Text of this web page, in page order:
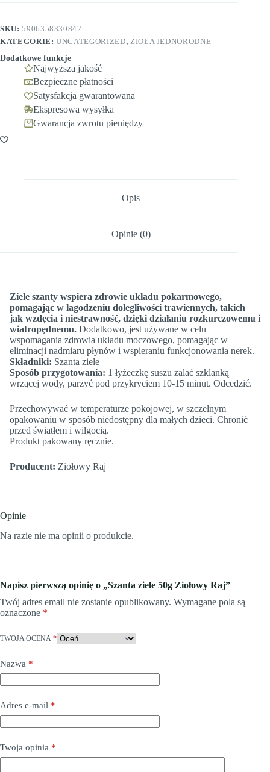
Ziołowy
SKU:5906358330842
KATEGORIE:UNCATEGORIZED, ZIOŁA JEDNORODNE
Dodatkowe funkcje
Najwyższa jakość
Bezpieczne płatności
Satysfakcja gwarantowana
Ekspresowa wysyłka
Gwarancja zwrotu pieniędzy
Opis
Opinie (0)
Ziele szanty wspiera zdrowie układu pokarmowego,
pomagając w łagodzeniu dolegliwości trawiennych, takich
jak wzdęcia i niestrawność, dzięki działaniu rozkurczowemu i
wiatropędnemu. Dodatkowo, jest używane w celu
wspomagania zdrowia układu moczowego, pomagając w
eliminacji nadmiaru płynów i wspieraniu funkcjonowania nerek.
Składniki: Szanta ziele
Sposób przygotowania: 1 łyżeczkę suszu zalać szklanką
wrzącej wody, parzyć pod przykryciem 10-15 minut. Odcedzić.
Przechowywać w temperaturze pokojowej, w szczelnym
opakowaniu w sposób niedostępny dla małych dzieci. Chronić
przed światłem i wilgocią.
Produkt pakowany ręcznie.
Producent: Ziołowy Raj
Opinie
Na razie nie ma opinii o produkcie.
Napisz pierwszą opinię o „Szanta ziele 50g Ziołowy Raj”
Twój adres email nie zostanie opublikowany. Wymagane pola są
oznaczone *
TWOJA OCENA *
Nazwa *
Adres e-mail *
Twoja opinia *